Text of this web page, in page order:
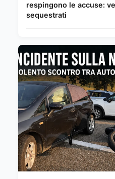
respingono le accuse:
sequestrati